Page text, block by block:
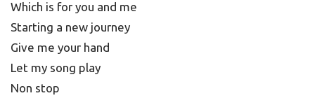
Which is for you and me
Starting a new journey
Give me your hand
Let my song play
Non stop